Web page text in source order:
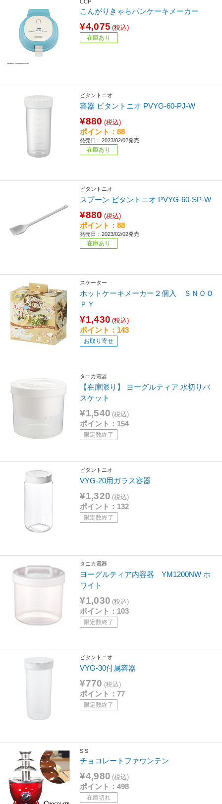
CCP
こんがりきゃらパンケーキメーカー
¥4,075 (税込)
在庫あり
ビタントニオ
容器 ビタントニオ PVYG-60-PJ-W
¥880 (税込)
ポイント：88
発売日：2023/02/02発売
在庫あり
ビタントニオ
スプーン ビタントニオ PVYG-60-SP-W
¥880 (税込)
ポイント：88
発売日：2023/02/02発売
在庫あり
スケーター
ホットケーキメーカー２個入 ＳＮＯＯ
ＰＹ
¥1,430 (税込)
ポイント：143
お取り寄せ
タニカ電器
【在庫限り】 ヨーグルティア 水切りバ
スケット
¥1,540 (税込)
ポイント：154
限定数終了
ビタントニオ
VYG-20用ガラス容器
¥1,320 (税込)
ポイント：132
限定数終了
タニカ電器
ヨーグルティア内容器 YM1200NW ホ
ワイト
¥1,030 (税込)
ポイント：103
限定数終了
ビタントニオ
VYG-30付属容器
¥770 (税込)
ポイント：77
限定数終了
SIS
チョコレートファウンテン
¥4,980 (税込)
ポイント：498
在庫切れ